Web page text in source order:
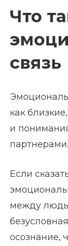
Что
связь
как
и
партнерами.
Если
между
осознание,